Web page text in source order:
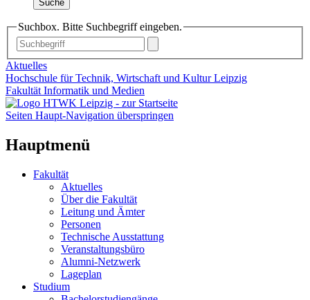
Suche
Suchbox. Bitte Suchbegriff eingeben.
Aktuelles
Hochschule für Technik, Wirtschaft und Kultur Leipzig
Fakultät Informatik und Medien
Seiten Haupt-Navigation überspringen
Hauptmenü
Fakultät
Aktuelles
Über die Fakultät
Leitung und Ämter
Personen
Technische Ausstattung
Veranstaltungsbüro
Alumni-Netzwerk
Lageplan
Studium